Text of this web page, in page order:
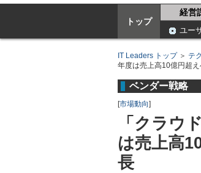
トップ
経営
ユー
IT Leaders トップ＞ テ
年度は売上高10億円超
ベンダー戦略
[市場動向]
「クラウ
は売上高
長